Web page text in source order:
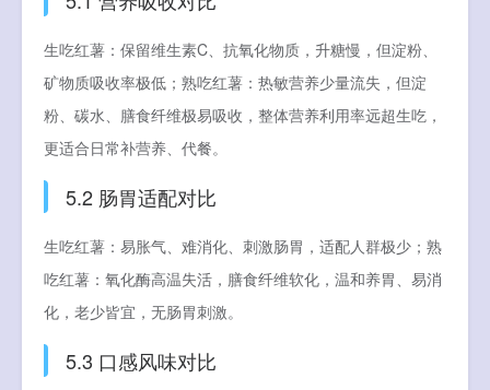
生吃红薯：保留维生素C、抗氧化物质，升糖慢，但淀粉、
矿物质吸收率极低；熟吃红薯：热敏营养少量流失，但淀
粉、碳水、膳食纤维极易吸收，整体营养利用率远超生吃，
更适合日常补营养、代餐。
5.2 肠胃适配对比
生吃红薯：易胀气、难消化、刺激肠胃，适配人群极少；熟
吃红薯：氧化酶高温失活，膳食纤维软化，温和养胃、易消
化，老少皆宜，无肠胃刺激。
5.3 口感风味对比